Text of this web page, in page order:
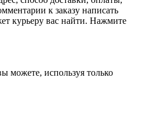
к заказу написать
курьеру вас найти. Нажмите
можете, используя только